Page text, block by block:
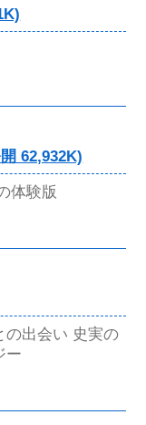
62,932K)
体験版
の出会い 史実の
ー